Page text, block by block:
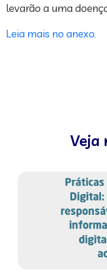
levarão a uma
Leia mais no anexo.
Veja